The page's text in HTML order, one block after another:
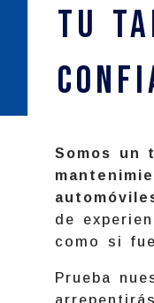
Tu
Somos un
de
como si
Prueba